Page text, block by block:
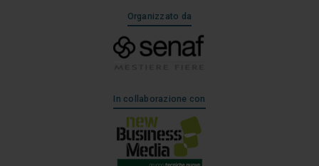
Organizzato da
In collaborazione con